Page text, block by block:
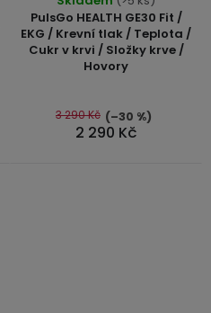
PulsGo HEALTH GE30 Fit /
EKG / Krevní tlak / Teplota /
Cukr v krvi / Složky krve /
Hovory
hodnocení
produktu
je
5,0
5
hvězdiček.
2 290 Kč
3 290 Kč (–30 %)